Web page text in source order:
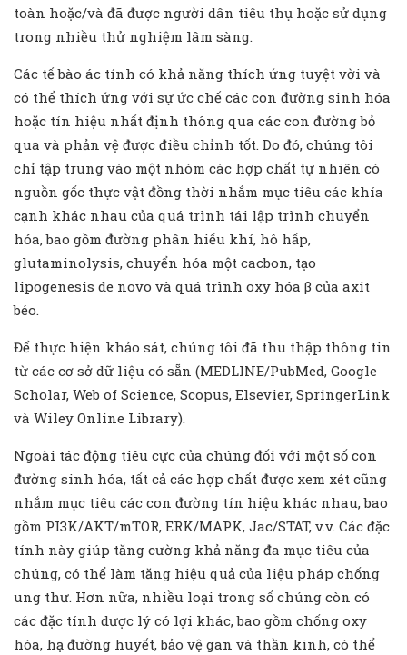
toàn hoặc/và đã được người dân tiêu thụ hoặc sử dụng
trong nhiều thử nghiệm lâm sàng.
Các tế bào ác tính có khả năng thích ứng tuyệt vời và
có thể thích ứng với sự ức chế các con đường sinh hóa
hoặc tín hiệu nhất định thông qua các con đường bỏ
qua và phản vệ được điều chỉnh tốt. Do đó, chúng tôi
chỉ tập trung vào một nhóm các hợp chất tự nhiên có
nguồn gốc thực vật đồng thời nhắm mục tiêu các khía
cạnh khác nhau của quá trình tái lập trình chuyển
hóa, bao gồm đường phân hiếu khí, hô hấp,
glutaminolysis, chuyển hóa một cacbon, tạo
lipogenesis de novo và quá trình oxy hóa β của axit
béo.
Để thực hiện khảo sát, chúng tôi đã thu thập thông tin
từ các cơ sở dữ liệu có sẵn (MEDLINE/PubMed, Google
Scholar, Web of Science, Scopus, Elsevier, SpringerLink
và Wiley Online Library).
Ngoài tác động tiêu cực của chúng đối với một số con
đường sinh hóa, tất cả các hợp chất được xem xét cũng
nhắm mục tiêu các con đường tín hiệu khác nhau, bao
gồm PI3K/AKT/mTOR, ERK/MAPK, Jac/STAT, v.v. Các đặc
tính này giúp tăng cường khả năng đa mục tiêu của
chúng, có thể làm tăng hiệu quả của liệu pháp chống
ung thư. Hơn nữa, nhiều loại trong số chúng còn có
các đặc tính dược lý có lợi khác, bao gồm chống oxy
hóa, hạ đường huyết, bảo vệ gan và thần kinh, có thể